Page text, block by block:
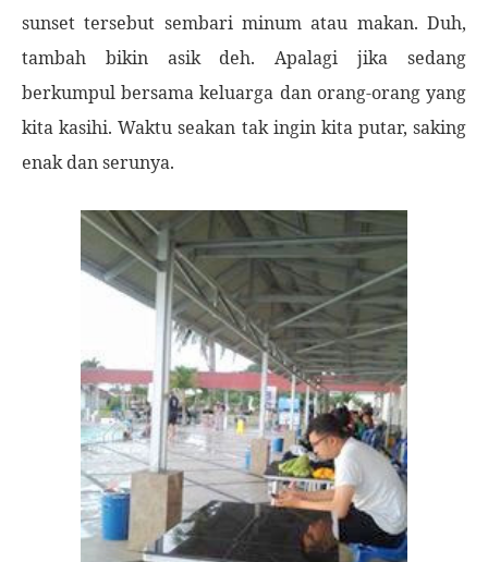
sunset tersebut sembari minum atau makan. Duh,
tambah bikin asik deh. Apalagi jika sedang
berkumpul bersama keluarga dan orang-orang yang
kita kasihi. Waktu seakan tak ingin kita putar, saking
enak dan serunya.